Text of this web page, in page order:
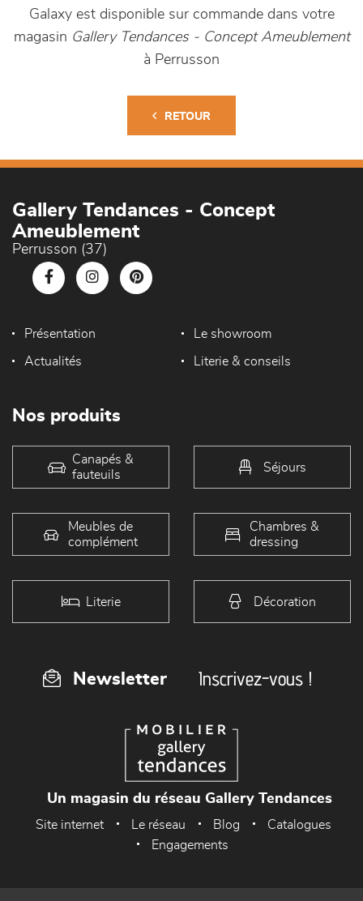
Galaxy est disponible sur commande dans votre
magasin Gallery Tendances - Concept Ameublement
à Perrusson
RETOUR
Gallery Tendances - Concept
Ameublement
Perrusson (37)
Présentation Le showroom
Actualités Literie & conseils
Nos produits
Canapés &
fauteuils
Séjours
Meubles de
complément
Chambres &
dressing
Literie Décoration
Newsletter Inscrivez-vous !
Un magasin du réseau Gallery Tendances
Site internet Le réseau Blog
Catalogues
Engagements